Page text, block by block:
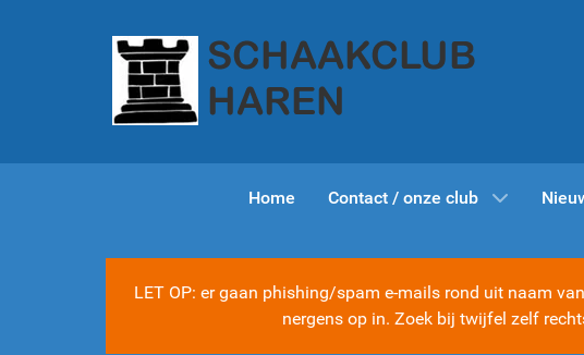
Home Contact / onze club
LET OP: er gaan phishing/spam e-mails rond uit naam
nergens op in. Zoek bij twijfel zelf